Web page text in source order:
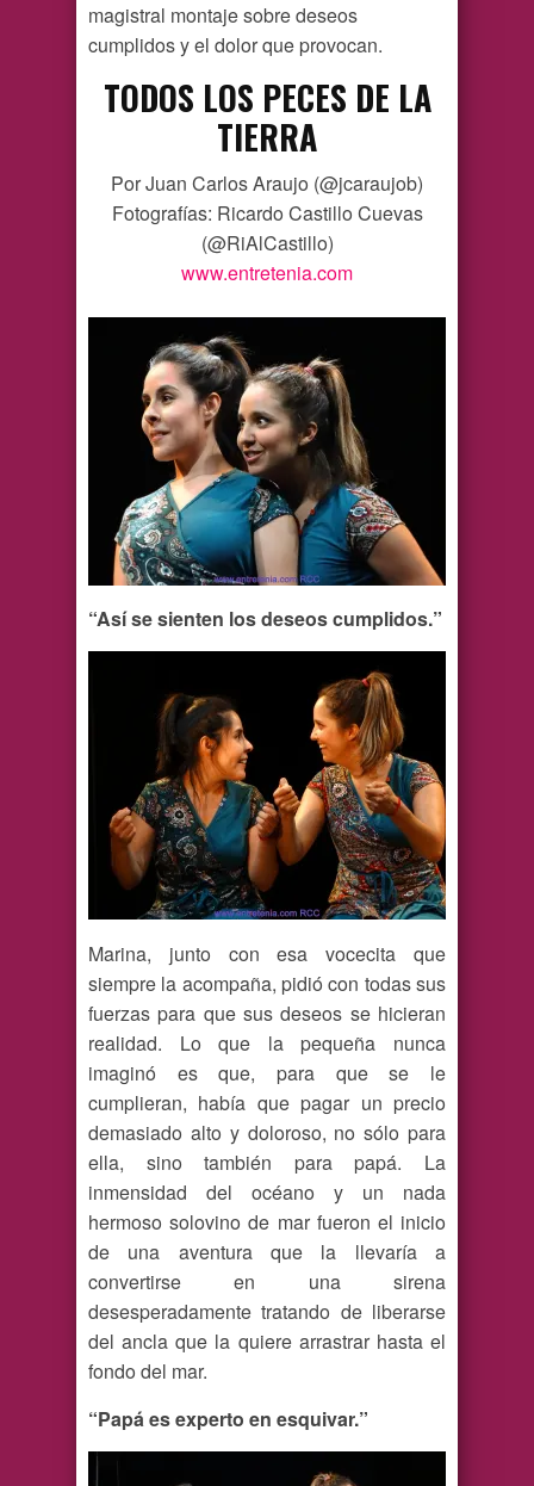
magistral montaje sobre deseos
cumplidos y el dolor que provocan.
TODOS LOS PECES DE LA
TIERRA
Por Juan Carlos Araujo (@jcaraujob)
Fotografías: Ricardo Castillo Cuevas
(@RiAlCastillo)
www.entretenia.com
“Así se sienten los deseos cumplidos.”
Marina, junto con esa vocecita que
siempre la acompaña, pidió con todas sus
fuerzas para que sus deseos se hicieran
realidad. Lo que la pequeña nunca
imaginó es que, para que se le
cumplieran, había que pagar un precio
demasiado alto y doloroso, no sólo para
ella, sino también para papá. La
inmensidad del océano y un nada
hermoso solovino de mar fueron el inicio
de una aventura que la llevaría a
convertirse en una sirena
desesperadamente tratando de liberarse
del ancla que la quiere arrastrar hasta el
fondo del mar.
“Papá es experto en esquivar.”